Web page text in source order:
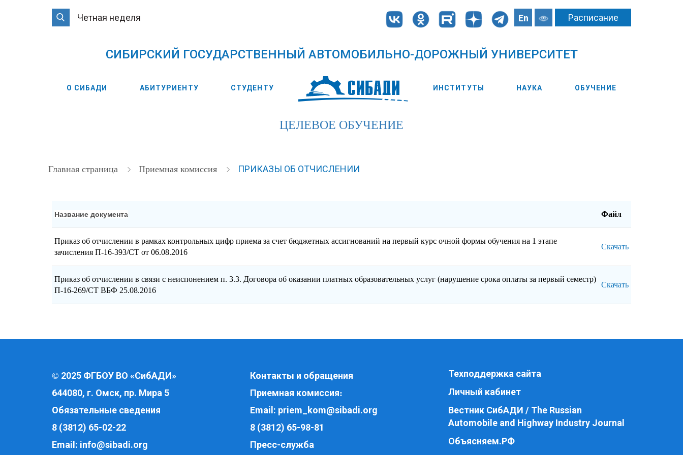
Четная неделя En Расписание
CИБИРСКИЙ ГОСУДАРСТВЕННЫЙ АВТОМОБИЛЬНО-ДОРОЖНЫЙ УНИВЕРСИТЕТ
О СИБАДИ АБИТУРИЕНТУ СТУДЕНТУ ИНСТИТУТЫ НАУКА ОБУЧЕНИЕ
ЦЕЛЕВОЕ ОБУЧЕНИЕ
Главная страница Приемная комиссия ПРИКАЗЫ ОБ ОТЧИСЛЕНИИ
Название документа Файл
Приказ об отчислении в рамках контрольных цифр приема за счет бюджетных ассигнований на первый курс очной формы обучения на 1 этапе
зачисления П-16-393/СТ от 06.08.2016
Скачать
Приказ об отчислении в связи с неиспонением п. 3.3. Договора об оказании платных образовательных услуг (нарушение срока оплаты за первый семестр)
П-16-269/СТ ВБФ 25.08.2016
Скачать
© 2025 ФГБОУ ВО «СибАДИ»
644080, г. Омск, пр. Мира 5
Обязательные сведения
8 (3812) 65-02-22
Email: info@sibadi.org
Контакты и обращения
Приемная комиссия:
Email: priem_kom@sibadi.org
8 (3812) 65-98-81
Пресс-служба
Техподдержка сайта
Личный кабинет
Вестник СибАДИ / The Russian
Automobile and Highway Industry Journal
Объясняем.РФ